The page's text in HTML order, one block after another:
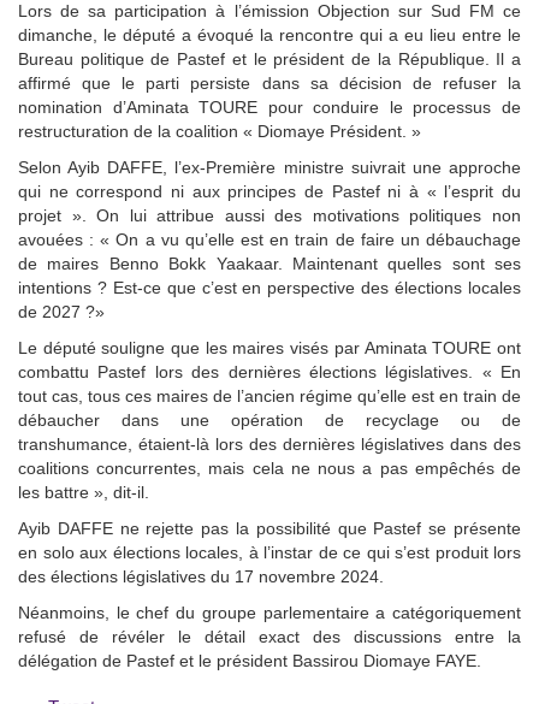
Lors de sa participation à l’émission Objection sur Sud FM ce
dimanche, le député a évoqué la rencontre qui a eu lieu entre le
Bureau politique de Pastef et le président de la République. Il a
affirmé que le parti persiste dans sa décision de refuser la
nomination d’Aminata TOURE pour conduire le processus de
restructuration de la coalition « Diomaye Président. »
Selon Ayib DAFFE, l’ex-Première ministre suivrait une approche
qui ne correspond ni aux principes de Pastef ni à « l’esprit du
projet ». On lui attribue aussi des motivations politiques non
avouées : « On a vu qu’elle est en train de faire un débauchage
de maires Benno Bokk Yaakaar. Maintenant quelles sont ses
intentions ? Est-ce que c’est en perspective des élections locales
de 2027 ?»
Le député souligne que les maires visés par Aminata TOURE ont
combattu Pastef lors des dernières élections législatives. « En
tout cas, tous ces maires de l’ancien régime qu’elle est en train de
débaucher dans une opération de recyclage ou de
transhumance, étaient-là lors des dernières législatives dans des
coalitions concurrentes, mais cela ne nous a pas empêchés de
les battre », dit-il.
Ayib DAFFE ne rejette pas la possibilité que Pastef se présente
en solo aux élections locales, à l’instar de ce qui s’est produit lors
des élections législatives du 17 novembre 2024.
Néanmoins, le chef du groupe parlementaire a catégoriquement
refusé de révéler le détail exact des discussions entre la
délégation de Pastef et le président Bassirou Diomaye FAYE.